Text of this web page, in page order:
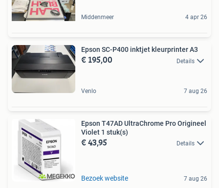
Middenmeer 4 apr 26
Epson SC-P400 inktjet kleurprinter A3
€ 195,00 Details
Venlo 7 aug 26
Epson T47AD UltraChrome Pro Origineel
Violet 1 stuk(s)
€ 43,95 Details
Bezoek website 7 aug 26